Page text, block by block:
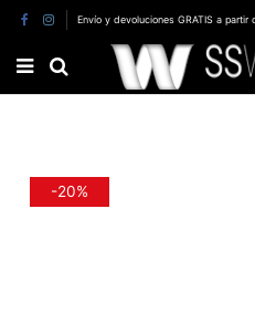
Envío y devoluciones GRATIS a partir
-20%